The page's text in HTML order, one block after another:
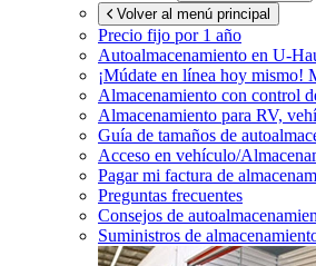
Volver al menú principal
Precio fijo por 1 año
Autoalmacenamiento en U-
¡Múdate en línea hoy mismo!
Almacenamiento con control
Almacenamiento para RV,
Guía de tamaños de
Acceso en vehículo/
Pagar mi factura de
Preguntas frecuentes
Consejos de
Suministros de